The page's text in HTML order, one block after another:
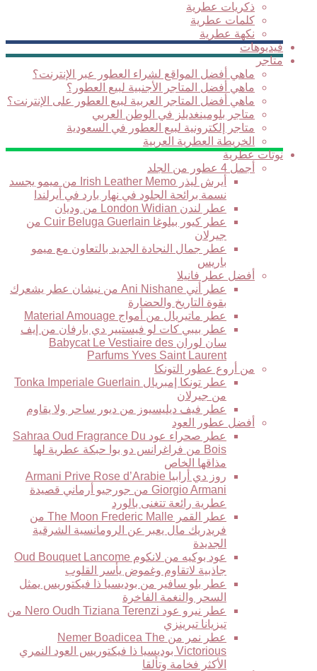
ذكريات عطرية
كلمات عطرية
نكهة عطرية
فيديوهات
متاجر
ماهي أفضل المواقع لشراء العطور عبر الإنترنت؟
ماهي أفضل المتاجر الأجنبية لبيع العطور؟
ماهي أفضل المتاجر العربية لبيع العطور على الإنترنت؟
متاجر بلومينغديلز في الوطن العربي
متاجر إلكترونية لبيع العطور في السعودية
الخريطة العطرية العربية
نوتات عطرية
أجمل 4 عطور من الجلد
أيرش ليذر Irish Leather Memo من ميمو يجسد
نسمة برائحة الجلود في نهار بارد في أيرلندا
عطر لندن London Widian من وديان
عطر كيور بيلوغا Cuir Beluga Guerlain من
جيرلان
عطر جمال النجادة الجديد بالتعاون مع ميمو
باريس
أفضل عطر فانيلا
عطر أني Ani Nishane من نيشان عطر يشعرك
بقوة التاريخ والحضارة
عطر ماتيريال من أمواج Material Amouage
عطر بيبي كات لو فيستيير دي بارفان من إيف
سان لوران Babycat Le Vestiaire des
Parfums Yves Saint Laurent
من أروع عطور التونكا
عطر تونكا إمبريال Tonka Imperiale Guerlain
من جيرلان
عطر فيف ديليسيوز من ديور ساحر ولا يقاوم
أفضل عطور العود
عطر صحراء عود Sahraa Oud Fragrance Du
Bois من فراغرانس دو بوا حبكة عطرية لها
مذاقها الخاص
روز دي أرابيا Armani Prive Rose d’Arabie
Giorgio Armani من جورجيو أرماني قصيدة
عطرية رائعة تتغنى بالورد
عطر القمر The Moon Frederic Malle من
فريدريك مال يعبر عن الرومانسية الشرقية
الجديدة
عود بوكيه من لانكوم Oud Bouquet Lancome
جاذبية لاتقاوم وغموض يأسر القلوب
عطر بلو سافير من بوديسيا ذا فيكتوريس يمثل
السحر والنغمة الفاخرة
عطر نيرو عود Nero Oudh Tiziana Terenzi من
تيزيانا تيرينزي
عطر نمر من Nemer Boadicea The
Victorious بوديسيا ذا فيكتوريس العود النمري
الأكثر فخامة وتألقا